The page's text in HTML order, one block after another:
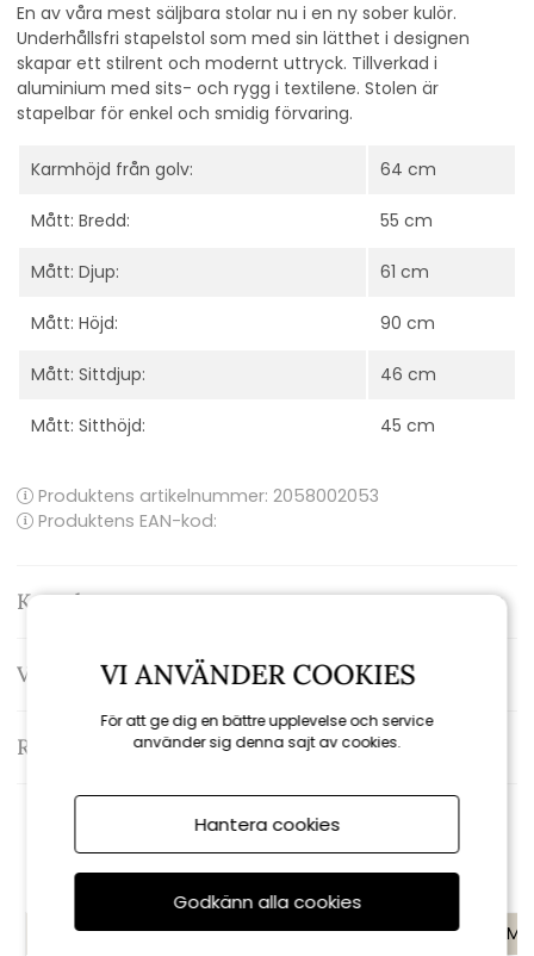
En av våra mest säljbara stolar nu i en ny sober kulör.
Underhållsfri stapelstol som med sin lätthet i designen
skapar ett stilrent och modernt uttryck. Tillverkad i
aluminium med sits- och rygg i textilene. Stolen är
stapelbar för enkel och smidig förvaring.
Karmhöjd från golv: 64 cm
Mått: Bredd: 55 cm
Mått: Djup: 61 cm
Mått: Höjd: 90 cm
Mått: Sittdjup: 46 cm
Mått: Sitthöjd: 45 cm
Produktens artikelnummer: 2058002053
Produktens EAN-kod:
Kontakta oss
Varumärke: Hillerstorp
Recensioner
Rekommenderade tillbehör
KAMPANJ KAMPANJ
VI ANVÄNDER COOKIES
För att ge dig en bättre upplevelse och service
använder sig denna sajt av cookies.
Hantera cookies
Godkänn alla cookies